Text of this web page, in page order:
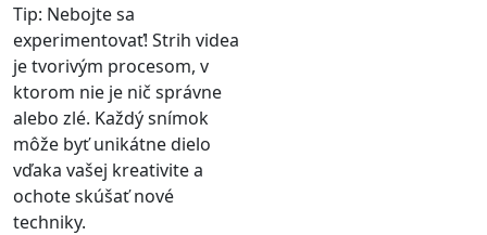
Tip: Nebojte sa
experimentovať! Strih videa
je tvorivým procesom, v
ktorom nie je nič správne
alebo zlé. Každý snímok
môže byť unikátne dielo
vďaka vašej kreativite a
ochote skúšať nové
techniky.